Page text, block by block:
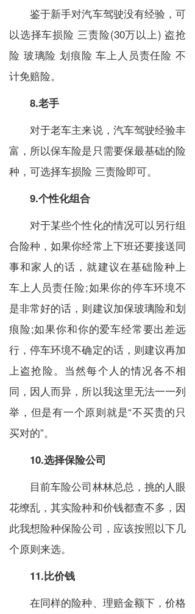
鉴于新手对汽车驾驶没有经验，可
以选择车损险 三责险(30万以上) 盗抢
险 玻璃险 划痕险 车上人员责任险 不
计免赔险。
8.老手
对于老车主来说，汽车驾驶经验丰
富，所以保车险是只需要保最基础的险
种，可选择车损险 三责险即可。
9.个性化组合
对于某些个性化的情况可以另行组
合险种，如果你经常上下班还要接送同
事和家人的话，就建议在基础险种上
车上人员责任险;如果你的停车环境不
是非常好的话，则建议加保玻璃险和划
痕险;如果你和你的爱车经常要出差远
行，停车环境不确定的话，则建议再加
上盗抢险。当然每个人的情况各不相
同，因人而异，所以我这里无法一一列
举，但是有一个原则就是“不买贵的只
买对的”。
10.选择保险公司
目前车险公司林林总总，挑的人眼
花缭乱，其实险种和价钱都查不多，因
此我想险种保险公司，应该按照以下几
个原则来选。
11.比价钱
在同样的险种、理赔金额下，价格